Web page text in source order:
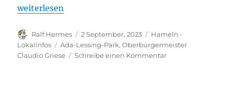
„Botenbericht: Ada-Lessing-Parkeinweihung /-
weiterlesen
Autor
Ralf Hermes
Veröffentlicht
am
2 September, 2023 Kategorien
Hameln -
Lokalinfos
Schlagwörter
Ada-Lessing-Park,Oberbürgermeister
Claudio Griese
Schreibe einen Kommentarzu